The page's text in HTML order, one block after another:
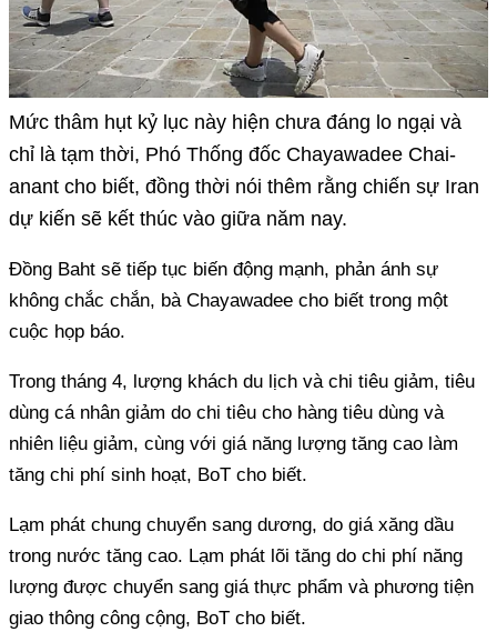
Mức thâm hụt kỷ lục này hiện chưa đáng lo ngại và
chỉ là tạm thời, Phó Thống đốc Chayawadee Chai-
anant cho biết, đồng thời nói thêm rằng chiến sự Iran
dự kiến ​​sẽ kết thúc vào giữa năm nay.
Đồng Baht sẽ tiếp tục biến động mạnh, phản ánh sự
không chắc chắn, bà Chayawadee cho biết trong một
cuộc họp báo.
Trong tháng 4, lượng khách du lịch và chi tiêu giảm, tiêu
dùng cá nhân giảm do chi tiêu cho hàng tiêu dùng và
nhiên liệu giảm, cùng với giá năng lượng tăng cao làm
tăng chi phí sinh hoạt, BoT cho biết.
Lạm phát chung chuyển sang dương, do giá xăng dầu
trong nước tăng cao. Lạm phát lõi tăng do chi phí năng
lượng được chuyển sang giá thực phẩm và phương tiện
giao thông công cộng, BoT cho biết.